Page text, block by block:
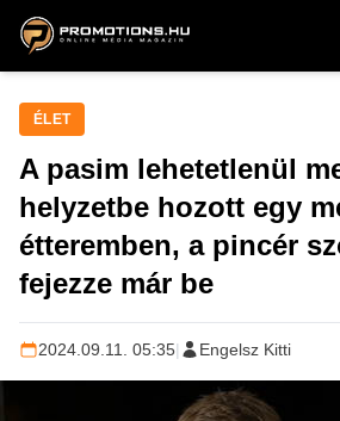
ZENE, FILM & KULT
ÉLET
A pasim lehetetlenül
helyzetbe hozott egy
étteremben, a pincér
fejezze már be
2024.09.11. 05:35| Engelsz Kitti